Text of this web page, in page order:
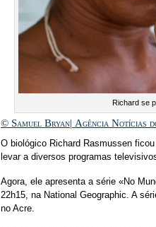
Richard se
© Samuel Bryan| Agência Notícias
O biológico Richard Rasmussen
levar a diversos programas
Agora, ele apresenta a série «No
22h15, na National Geographic. A
no Acre.